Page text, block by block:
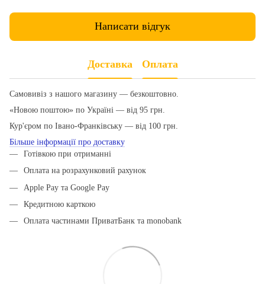
Написати відгук
Доставка Оплата
Самовивіз з нашого магазину — безкоштовно.
«Новою поштою» по Україні — від 95 грн.
Кур'єром по Івано-Франківську — від 100 грн.
Більше інформації про доставку
Готівкою при отриманні
Оплата на розрахунковий рахунок
Apple Pay та Google Pay
Кредитною карткою
Оплата частинами ПриватБанк та monobank